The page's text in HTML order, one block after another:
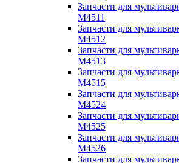
Запчасти для
M4511
Запчасти для
M4512
Запчасти для
M4513
Запчасти для
M4515
Запчасти для
M4524
Запчасти для
M4525
Запчасти для
M4526
Запчасти для